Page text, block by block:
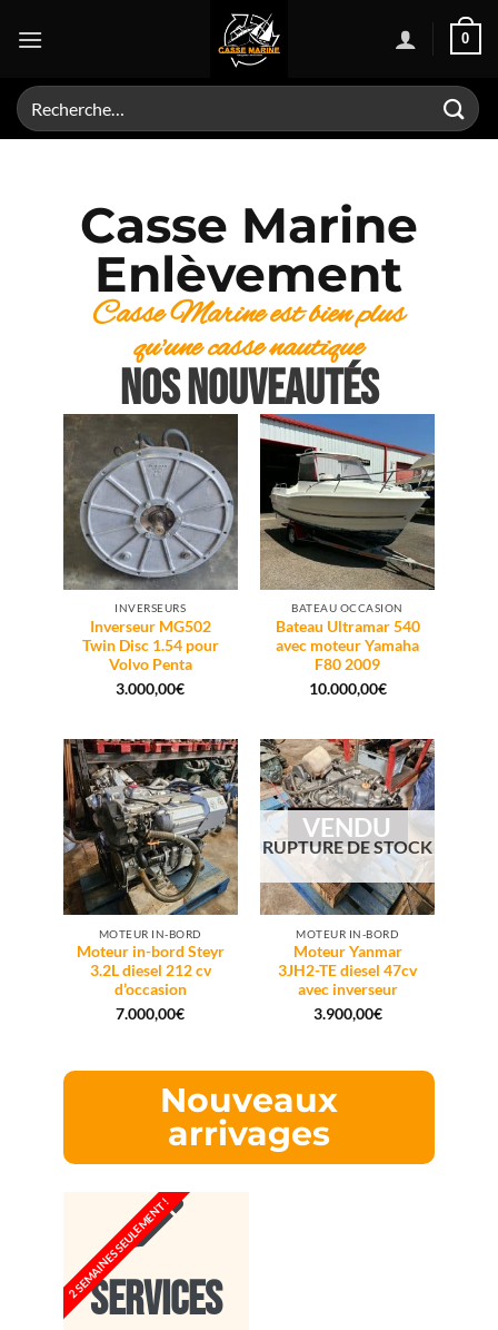
0
Casse Marine
Enlèvement
Casse Marine est bien plus
qu'une casse nautique
NOS NOUVEAUTÉS
INVERSEURS
Inverseur MG502
Twin Disc 1.54 pour
Volvo Penta
3.000,00€
BATEAU OCCASION
Bateau Ultramar 540
avec moteur Yamaha
F80 2009
10.000,00€
MOTEUR IN-BORD
Moteur in-bord Steyr
3.2L diesel 212 cv
d’occasion
7.000,00€
VENDU
RUPTURE DE STOCK
MOTEUR IN-BORD
Moteur Yanmar
3JH2-TE diesel 47cv
avec inverseur
3.900,00€
Nouveaux
arrivages
SERVICES
2 SEMAINES SEULEMENT !